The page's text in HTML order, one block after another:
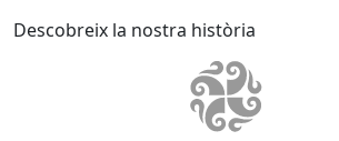
Descobreix la nostra història